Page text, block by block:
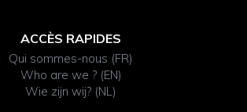
ACCÈS RAPIDES
Qui sommes-nous (FR)
Who are we ? (EN)
Wie zijn wij? (NL)